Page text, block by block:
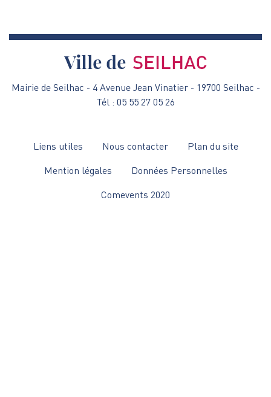
Mairie de Seilhac - 4 Avenue Jean Vinatier - 19700 Seilhac -
Tél : 05 55 27 05 26
Menu
Liens utiles Nous contacter
Plan du site
Mention légales
Données Personnelles
Comevents 2020